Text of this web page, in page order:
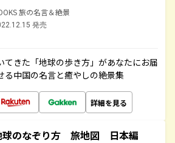
旅の名言＆絶景
発売
てきた「地球の歩き方」があなたにお届
る中国の名言と癒やしの絶景集
詳細を見る
球のなぞり方 旅地図 日本編